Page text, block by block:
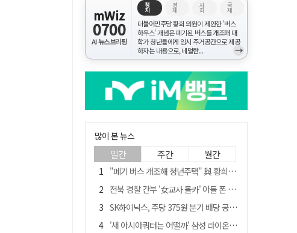
mWiz
0700
AI 뉴스브리핑
정
치
경
제
사
회
국
제
더불어민주당 황희 의원이 제안한 '버스
하우스' 개념은 폐기된 버스를 개조해 대
학가 청년들에게 임시 주거공간으로 제공
하자는 내용으로, 네덜란...
→
많이 본 뉴스
일간 주간 월간
"폐기 버스 개조해 청년주택" 與 황희…'딸 학비는 年 4200만원'
전북 경찰 간부 '女교사 몰카' 아들 폰 부수고…"처벌 못하는 사안" 내부망에 글
SK하이닉스, 주당 375원 분기 배당 공시…"3분기 중 주주환원 방안 확정"
'새 아시아쿼터는 어떨까' 삼성 라이온즈, 새 얼굴 투수 미야모리 영입